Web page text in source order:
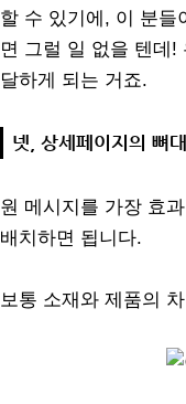
할 수 있기에, 이 분들
면 그럴 일 없을 텐데!
달하게 되는 거죠.
넷, 상세페이지의 뼈
원 메시지를 가장 효
배치하면 됩니다.
보통 소재와 제품의